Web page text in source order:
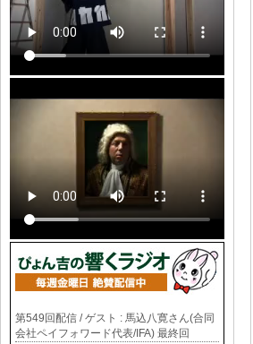
第549回配信 / ゲスト : 馬込八寛さん(合同
会社ペイフォワード代表/IFA) 最終回